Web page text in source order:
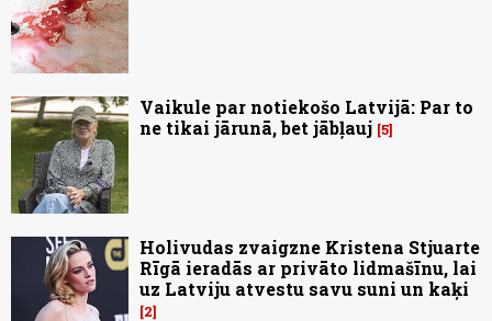
Vaikule par notiekošo Latvijā: Par to
ne tikai jārunā, bet jābļauj 5
Holivudas zvaigzne Kristena Stjuarte
Rīgā ieradās ar privāto lidmašīnu, lai
uz Latviju atvestu savu suni un kaķi
2